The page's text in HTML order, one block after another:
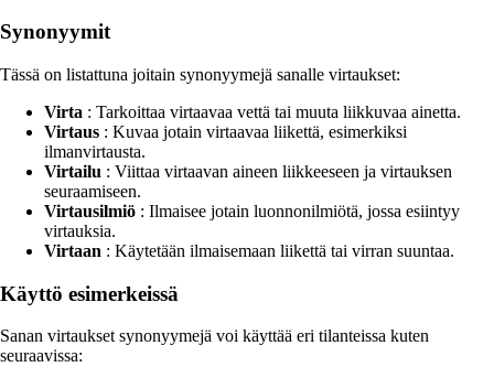
Synonyymit
Tässä on listattuna joitain synonyymejä sanalle virtaukset:
Virta : Tarkoittaa virtaavaa vettä tai muuta liikkuvaa ainetta.
Virtaus : Kuvaa jotain virtaavaa liikettä, esimerkiksi
ilmanvirtausta.
Virtailu : Viittaa virtaavan aineen liikkeeseen ja virtauksen
seuraamiseen.
Virtausilmiö : Ilmaisee jotain luonnonilmiötä, jossa esiintyy
virtauksia.
Virtaan : Käytetään ilmaisemaan liikettä tai virran suuntaa.
Käyttö esimerkeissä
Sanan virtaukset synonyymejä voi käyttää eri tilanteissa kuten
seuraavissa: